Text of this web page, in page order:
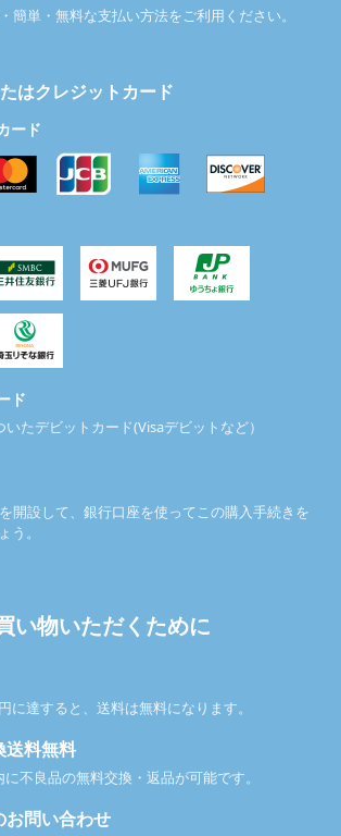
簡単・無料な支払い方法をご利用ください。
はクレジットカード
ード
ド
たデビットカード(Visaデビットなど）
開設して、銀行口座を使ってこの購入手続きを
う。
い物いただくために
円に達すると、送料は無料になります。
送料無料
不良品の無料交換・返品が可能です。
お問い合わせ